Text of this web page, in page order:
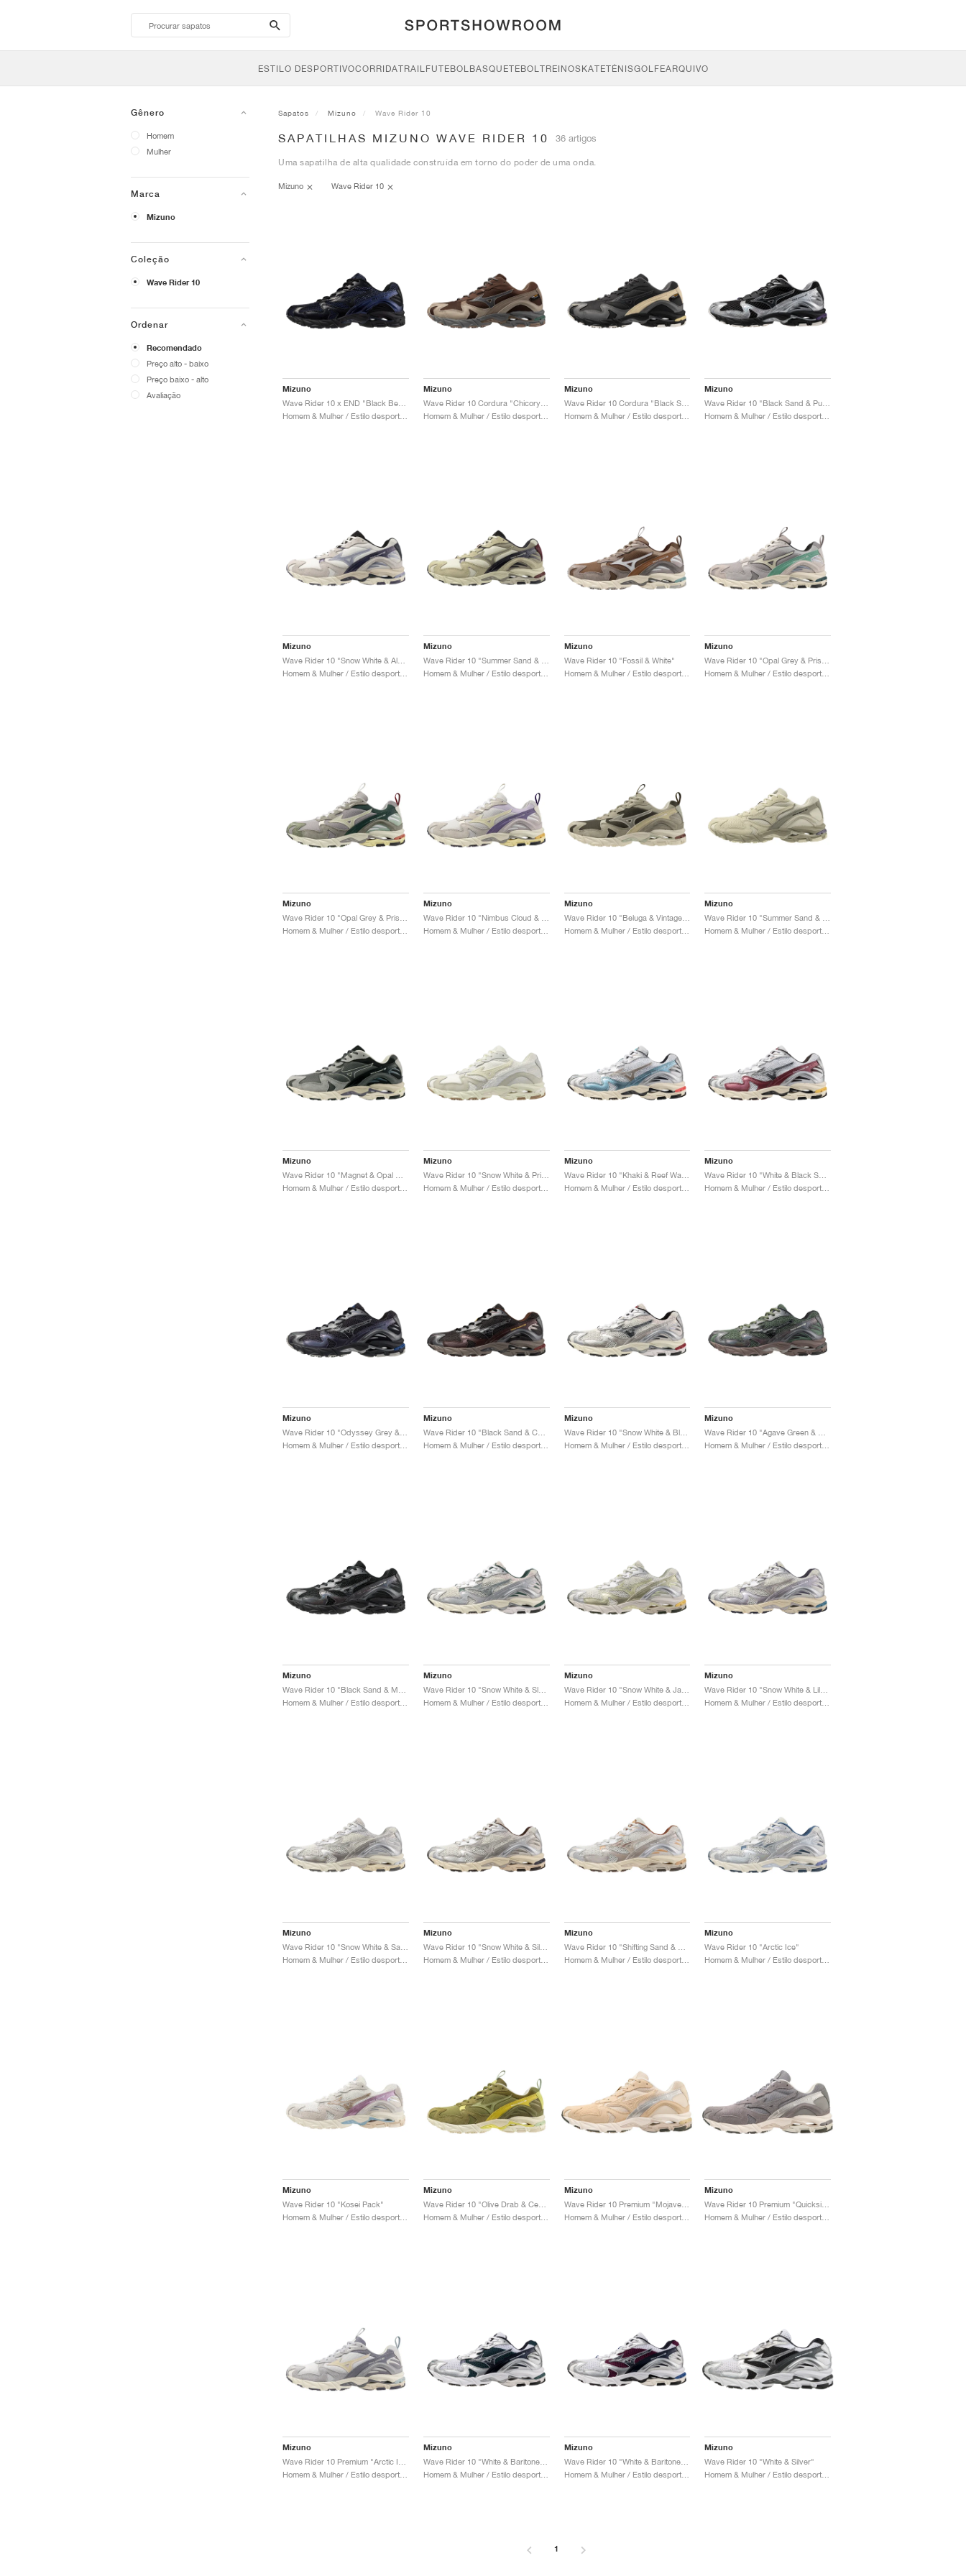
search-
btn
ESTILO DESPORTIVOCORRIDATRAILFUTEBOLBASQUETEBOLTREINOSKATETÉNISGOLFEARQUIVO
Gênero
Homem
Mulher
Marca
Mizuno
Coleção
Wave Rider 10
Ordenar
Recomendado
Preço alto - baixo
Preço baixo - alto
Avaliação
Sapatos Mizuno Wave Rider 10
SAPATILHAS MIZUNO WAVE RIDER 10 36 artigos
Uma sapatilha de alta qualidade construída em torno do poder de uma onda.
Mizuno Wave Rider 10
Mizuno Mizuno
Wave Rider 10 Cordura "Chicory Coffee & Vintage Khaki"
Homem & Mulher / Estilo desportivo / Sapatos
Mizuno
Wave Rider 10 Cordura "Black Sand & Quiet Shade"
Homem & Mulher / Estilo desportivo / Sapatos
Mizuno
Mizuno Mizuno
Homem & Mulher / Estilo desportivo / Sapatos
Mizuno
Wave Rider 10 "Fossil & White"
Homem & Mulher / Estilo desportivo / Sapatos
Mizuno
Mizuno Mizuno
Homem & Mulher / Estilo desportivo / Sapatos
Mizuno
Wave Rider 10 "Beluga & Vintage Khaki"
Homem & Mulher / Estilo desportivo / Sapatos
Mizuno
Mizuno Mizuno
Wave Rider 10 "Snow White & Pristine"
Homem & Mulher / Estilo desportivo / Sapatos
Mizuno
Homem & Mulher / Estilo desportivo / Sapatos
Mizuno
Mizuno Mizuno
Wave Rider 10 "Black Sand & Chicory Coffee"
Homem & Mulher / Estilo desportivo / Sapatos
Mizuno
Wave Rider 10 "Snow White & Black Sand"
Homem & Mulher / Estilo desportivo / Sapatos
Mizuno
Mizuno Mizuno
Wave Rider 10 "Snow White & Slate"
Homem & Mulher / Estilo desportivo / Sapatos
Mizuno
Homem & Mulher / Estilo desportivo / Sapatos
Mizuno
Mizuno Mizuno
Wave Rider 10 "Snow White & Silver Cloud"
Homem & Mulher / Estilo desportivo / Sapatos
Mizuno
Homem & Mulher / Estilo desportivo / Sapatos
Mizuno
Wave Rider 10 "Arctic Ice"
Mizuno
Wave Rider 10 "Kosei Pack"
Mizuno
Wave Rider 10 "Olive Drab & Cedar"
Homem & Mulher / Estilo desportivo / Sapatos
Mizuno
Wave Rider 10 Premium "Mojave Desert"
Homem & Mulher / Estilo desportivo / Sapatos
Mizuno
Mizuno Mizuno
Wave Rider 10 "White & Baritone Blue"
Homem & Mulher / Estilo desportivo / Sapatos
Mizuno
Wave Rider 10 "White & Baritone Blue"
Homem & Mulher / Estilo desportivo / Sapatos
Mizuno
Wave Rider 10 "White & Silver"
1